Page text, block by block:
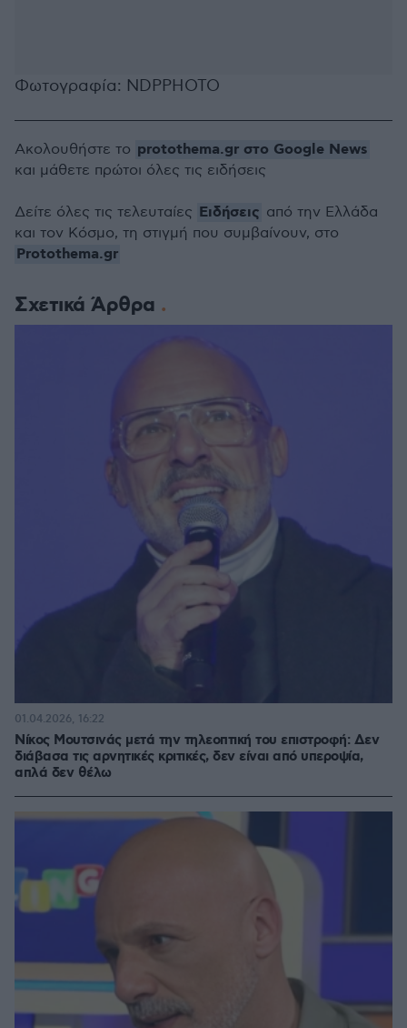
Φωτογραφία: NDPPHOTO
Σχετικά Άρθρα
Νίκος Μουτσινάς μετά την τηλεοπτική του επιστροφή: Δεν
διάβασα τις αρνητικές κριτικές, δεν είναι από υπεροψία,
απλά δεν θέλω
01.04.2026, 16:22
Ακολουθήστε το protothema.gr στο Google News
και μάθετε πρώτοι όλες τις ειδήσεις
Δείτε όλες τις τελευταίες Ειδήσεις από την Ελλάδα
και τον Κόσμο, τη στιγμή που συμβαίνουν, στο
Protothema.gr